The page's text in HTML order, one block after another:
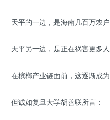
天平的一边，是海南几百万农户
天平另一边，是正在祸害更多人
在槟榔产业链面前，这逐渐成
但诚如复旦大学胡善联所言：